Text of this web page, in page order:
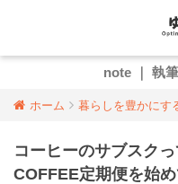
note ｜ 執
ホーム 暮らしを豊かにす
コーヒーのサブスク
COFFEE定期便を始め